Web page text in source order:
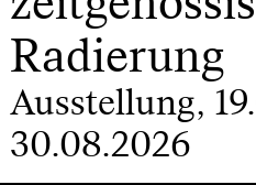
Radierung
Ausstellung,
30.08.2026